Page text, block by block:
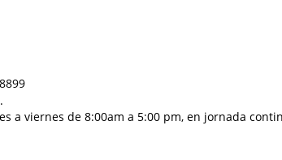
a viernes de 8:00am a 5:00 pm, en jornada